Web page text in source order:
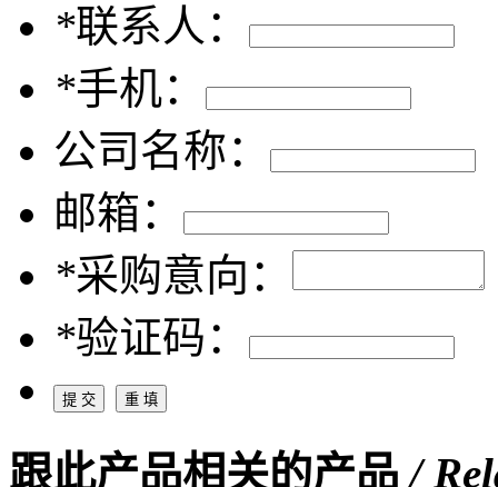
*联系人：
*手机：
公司名称：
邮箱：
*采购意向：
*验证码：
跟此产品相关的产品/